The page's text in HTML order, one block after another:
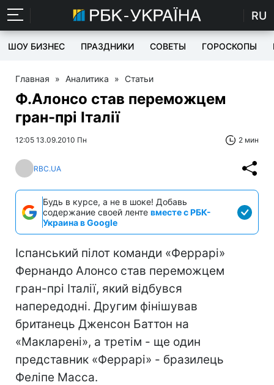
RU
ШОУ БИЗНЕС ПРАЗДНИКИ СОВЕТЫ ГОРОСКОПЫ
Главная » Аналитика » Статьи
Ф.Алонсо став переможцем
гран-прі Італії
12:05 13.09.2010 Пн 2 мин
RBC.UA
Будь в курсе, а не в шоке! Добавь
содержание своей ленте вместе с РБК-
Украина в Google
Іспанський пілот команди «Феррарі»
Фернандо Алонсо став переможцем
гран-прі Італії, який відбувся
напередодні. Другим фінішував
британець Дженсон Баттон на
«Макларені», а третім - ще один
представник «Феррарі» - бразилець
Феліпе Масса.